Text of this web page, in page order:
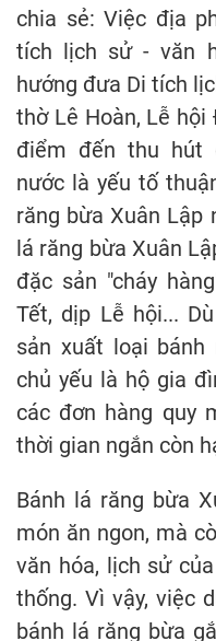
chia sẻ: Việc địa
tích lịch sử - văn
hướng đưa Di tích
thờ Lê Hoàn, Lễ
điểm đến thu hút
nước là yếu tố
răng bừa Xuân Lập
lá răng bừa Xuân
đặc sản "cháy
Tết, dịp Lễ hội...
sản xuất loại bánh
chủ yếu là hộ gia
các đơn hàng quy
thời gian ngắn còn
Bánh lá răng bừa
món ăn ngon, mà
văn hóa, lịch sử
thống. Vì vậy, việc
bánh lá răng bừa